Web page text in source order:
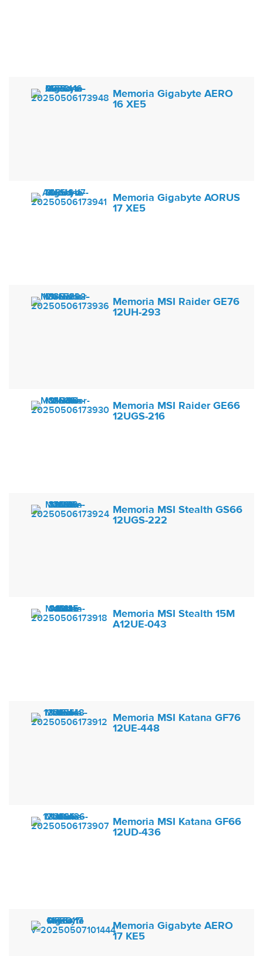
Memoria Gigabyte AERO
16 XE5
Memoria Gigabyte AORUS
17 XE5
Memoria MSI Raider GE76
12UH-293
Memoria MSI Raider GE66
12UGS-216
Memoria MSI Stealth GS66
12UGS-222
Memoria MSI Stealth 15M
A12UE-043
Memoria MSI Katana GF76
12UE-448
Memoria MSI Katana GF66
12UD-436
Memoria Gigabyte AERO
17 KE5